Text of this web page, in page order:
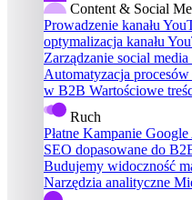
Content & Social
Prowadzenie kanału
optymalizacja kanału
Zarządzanie social
Automatyzacja
w B2B Wartościowe
Ruch
Płatne Kampanie Google
SEO dopasowane do
Budujemy widoczność
Narzędzia analityczne